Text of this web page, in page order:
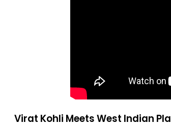
Virat Kohli Meets West Indian